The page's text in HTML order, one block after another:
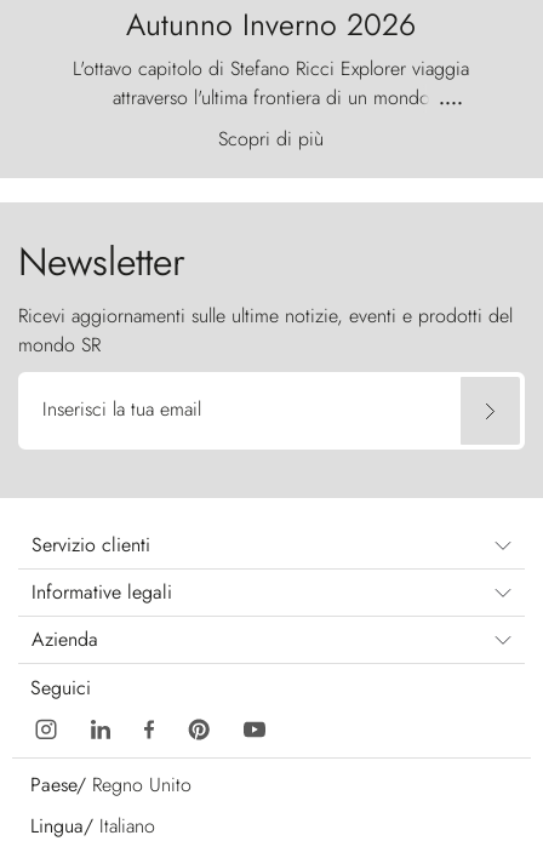
Autunno Inverno 2026
L'ottavo capitolo di Stefano Ricci Explorer viaggia
attraverso l'ultima frontiera di un mondo
primordiale, dove il vento scolpisce la natura con
furia ancestrale e le Torres del Paine sfidano il
cielo come sentinelle di pietra.
....
Scopri di più
Newsletter
Ricevi aggiornamenti sulle ultime notizie, eventi e prodotti del
mondo SR
Inserisci la tua email
Servizio clienti
Informative legali
Azienda
Seguici
Paese/ Regno Unito
Lingua/ Italiano